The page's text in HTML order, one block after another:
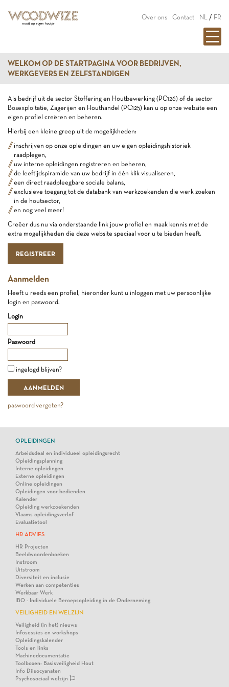
Over ons Contact NL / FR
WELKOM OP DE STARTPAGINA VOOR BEDRIJVEN,
WERKGEVERS EN ZELFSTANDIGEN
Als bedrijf uit de sector Stoffering en Houtbewerking (PC126) of de sector
Bosexploitatie, Zagerijen en Houthandel (PC125) kan u op onze website een
eigen profiel creëren en beheren.
Hierbij een kleine greep uit de mogelijkheden:
inschrijven op onze opleidingen en uw eigen opleidingshistoriek
raadplegen,
uw interne opleidingen registreren en beheren,
de leeftijdspiramide van uw bedrijf in één klik visualiseren,
een direct raadpleegbare sociale balans,
exclusieve toegang tot de databank van werkzoekenden die werk zoeken
in de houtsector,
en nog veel meer!
Creëer dus nu via onderstaande link jouw profiel en maak kennis met de
extra mogelijkheden die deze website speciaal voor u te bieden heeft.
REGISTREER
Aanmelden
Heeft u reeds een profiel, hieronder kunt u inloggen met uw persoonlijke
login en paswoord.
Login
Paswoord
ingelogd blijven?
paswoord vergeten?
OPLEIDINGEN
Arbeidsdeal en individueel opleidingsrecht
Opleidingsplanning
Interne opleidingen
Externe opleidingen
Online opleidingen
Opleidingen voor bedienden
Kalender
Opleiding werkzoekenden
Vlaams opleidingsverlof
Evaluatietool
HR ADVIES
HR Projecten
Beeldwoordenboeken
Instroom
Uitstroom
Diversiteit en inclusie
Werken aan competenties
Werkbaar Werk
IBO - Individuele Beroepsopleiding in de Onderneming
VEILIGHEID EN WELZIJN
Veiligheid (in het) nieuws
Infosessies en workshops
Opleidingskalender
Tools en links
Machinedocumentatie
Toolboxen: Basisveiligheid Hout
Info Diisocyanaten
Psychosociaal welzijn